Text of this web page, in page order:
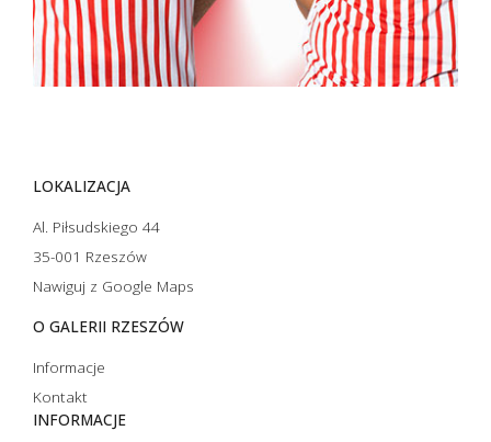
LOKALIZACJA
Al. Piłsudskiego 44
35-001 Rzeszów
Nawiguj z Google Maps
O GALERII RZESZÓW
Informacje
Kontakt
INFORMACJE